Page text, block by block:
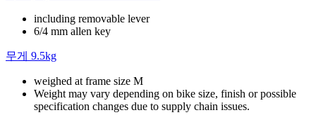
including removable lever
6/4 mm allen key
무게 9.5kg
weighed at frame size M
Weight may vary depending on bike size, finish or possible
specification changes due to supply chain issues.